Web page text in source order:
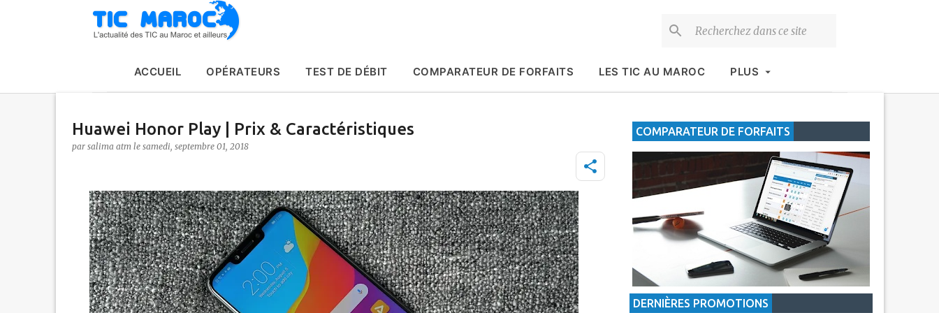
ACCUEIL OPÉRATEURS TEST DE DÉBIT COMPARATEUR DE FORFAITS LES TIC AU MAROC PLUS
Huawei Honor Play | Prix & Caractéristiques
par salima atm le samedi, septembre 01, 2018
COMPARATEUR DE FORFAITS
DERNIÈRES PROMOTIONS